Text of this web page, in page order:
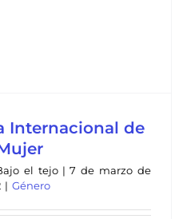
Internacional de
el tejo | 7 de marzo de
| Género